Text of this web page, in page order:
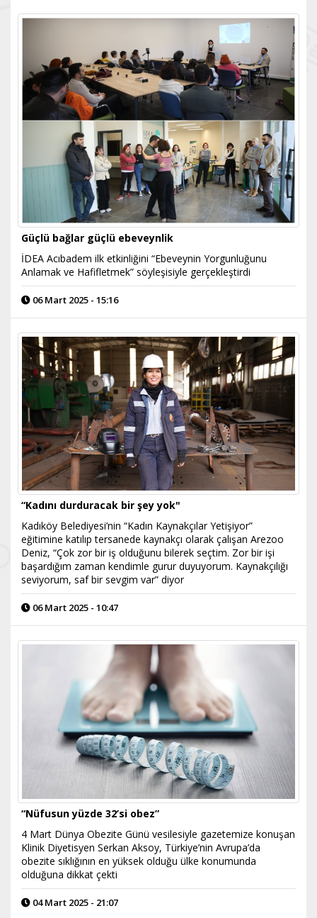
Güçlü bağlar güçlü ebeveynlik
İDEA Acıbadem ilk etkinliğini “Ebeveynin Yorgunluğunu
Anlamak ve Hafifletmek” söyleşisiyle gerçekleştirdi
06 Mart 2025 - 15:16
“Kadını durduracak bir şey yok"
Kadıköy Belediyesi’nin “Kadın Kaynakçılar Yetişiyor”
eğitimine katılıp tersanede kaynakçı olarak çalışan Arezoo
Deniz, “Çok zor bir iş olduğunu bilerek seçtim. Zor bir işi
başardığım zaman kendimle gurur duyuyorum. Kaynakçılığı
seviyorum, saf bir sevgim var” diyor
06 Mart 2025 - 10:47
“Nüfusun yüzde 32’si obez”
4 Mart Dünya Obezite Günü vesilesiyle gazetemize konuşan
Klinik Diyetisyen Serkan Aksoy, Türkiye’nin Avrupa’da
obezite sıklığının en yüksek olduğu ülke konumunda
olduğuna dikkat çekti
04 Mart 2025 - 21:07